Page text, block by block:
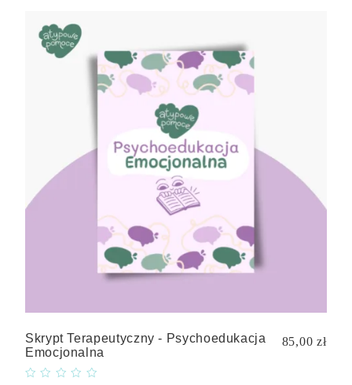
Skrypt Terapeutyczny - Psychoedukacja
Emocjonalna
85,00 zł